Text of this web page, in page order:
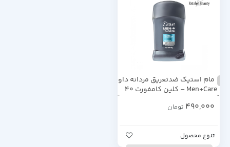
مام استیک ضدتعریق مردانه داو
Men+Care – کلین کامفورت 40
گرم
490,000 تومان
تنوع محصول